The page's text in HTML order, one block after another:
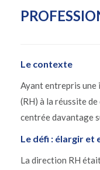
Le contexte
Ayant entrepris une
(RH) à la réussite
centrée davantage
Le défi : élargir et
La direction RH